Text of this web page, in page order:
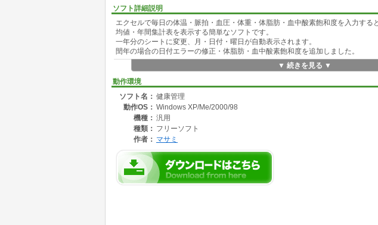
ソフト詳細説明
エクセルで毎日の体温・脈拍・血圧・体重・体脂肪・血中酸素飽和度を入力する
均値・年間集計表を表示する簡単なソフトです。
一年分のシートに変更、月・日付・曜日が自動表示されます。
閏年の場合の日付エラーの修正・体脂肪・血中酸素飽和度を追加しました。
▼ 続きを見る ▼
動作環境
ソフト名： 健康管理
動作OS： Windows XP/Me/2000/98
機種： 汎用
種類： フリーソフト
作者： マサミ